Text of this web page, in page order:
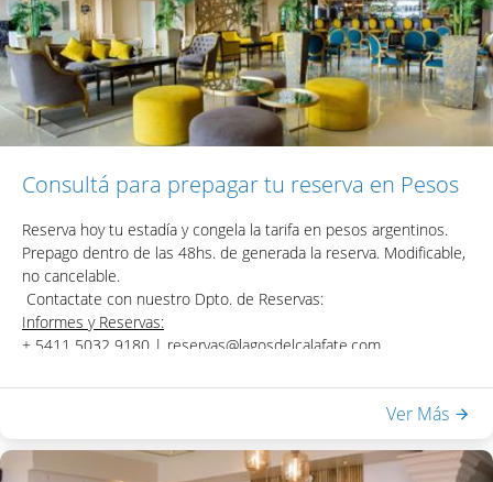
Consultá para prepagar tu reserva en Pesos
Reserva hoy tu estadía y congela la tarifa en pesos argentinos.
Prepago dentro de las 48hs. de generada la reserva. Modificable,
no cancelable.
Contactate con nuestro Dpto. de Reservas:
Informes y Reservas:
+ 5411 5032 9180 | reservas@lagosdelcalafate.com
Ver Más